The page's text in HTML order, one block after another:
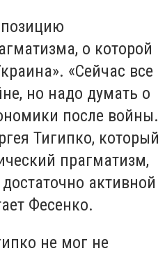
о которой
«Сейчас все
но надо думать о
после войны.
Тигипко, который
прагматизм,
активной
Фесенко.
не мог не